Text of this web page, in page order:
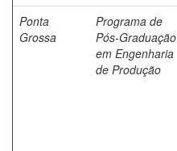
Ponta
Grossa
Programa de
Pós-Graduação
em Engenharia
de Produção